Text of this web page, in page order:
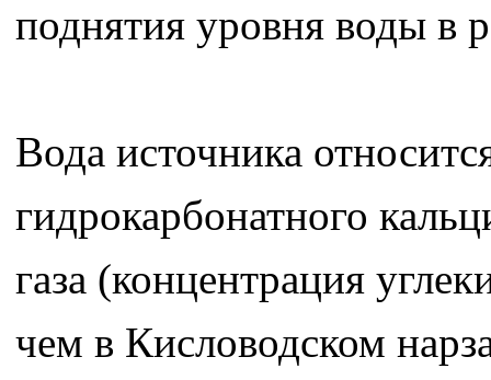
поднятия уровня воды в
Вода источника
гидрокарбонатного
газа (концентрация
чем в Кисловодском